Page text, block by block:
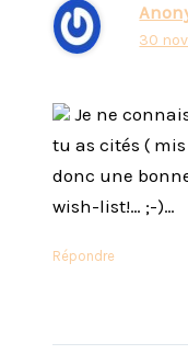
30
Je ne
tu as cités ( mis
donc une
wish-list!… ;-)…
Répondre